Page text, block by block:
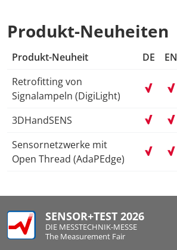
Produkt-Neuheiten
Produkt-Neuheit DE EN
Retrofitting von
Signalampeln (DigiLight)
3DHandSENS
Sensornetzwerke mit
Open Thread (AdaPEdge)
SENSOR+TEST 2026
DIE MESSTECHNIK-MESSE
The Measurement Fair